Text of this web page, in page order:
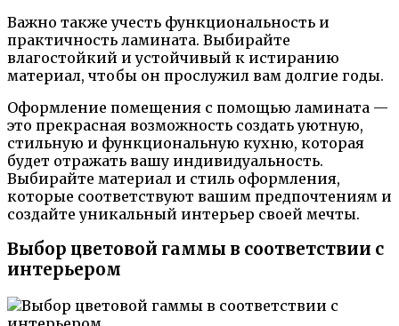
Важно также учесть функциональность и
практичность ламината. Выбирайте
влагостойкий и устойчивый к истиранию
материал, чтобы он прослужил вам долгие годы.
Оформление помещения с помощью ламината —
это прекрасная возможность создать уютную,
стильную и функциональную кухню, которая
будет отражать вашу индивидуальность.
Выбирайте материал и стиль оформления,
которые соответствуют вашим предпочтениям и
создайте уникальный интерьер своей мечты.
Выбор цветовой гаммы в соответствии с
интерьером